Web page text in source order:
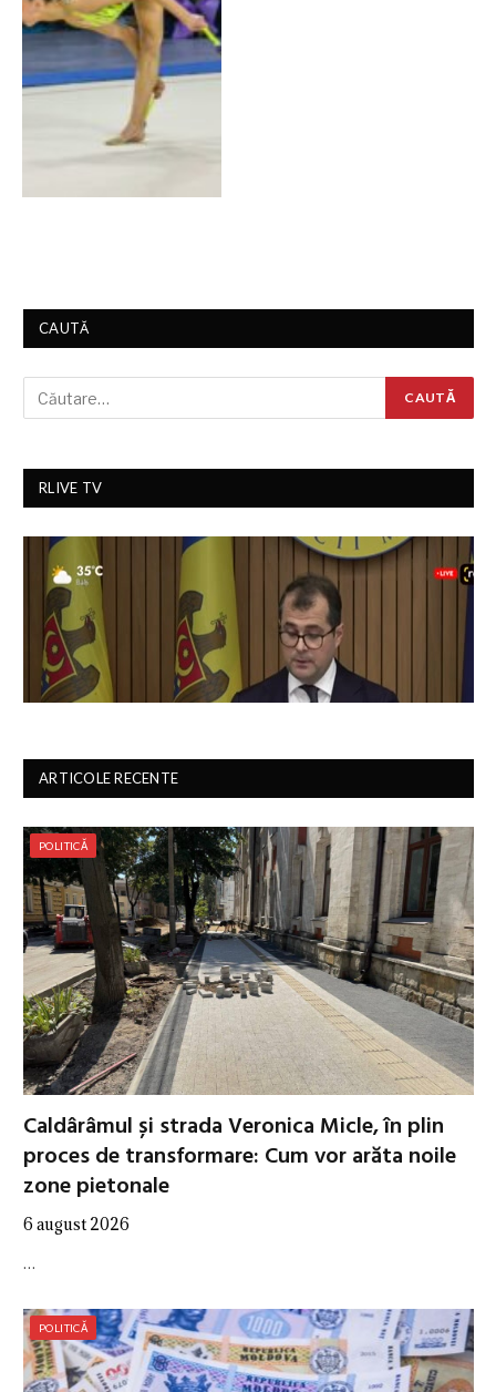
CAUTĂ
RLIVE TV
ARTICOLE RECENTE
POLITICĂ
Caldârâmul și strada Veronica Micle, în plin
proces de transformare: Cum vor arăta noile
zone pietonale
6 august 2026
…
POLITICĂ